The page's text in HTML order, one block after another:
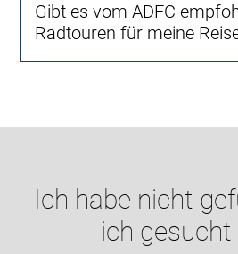
Gibt es vom ADFC
Radtouren für meine
Ich habe nicht
ich gesucht